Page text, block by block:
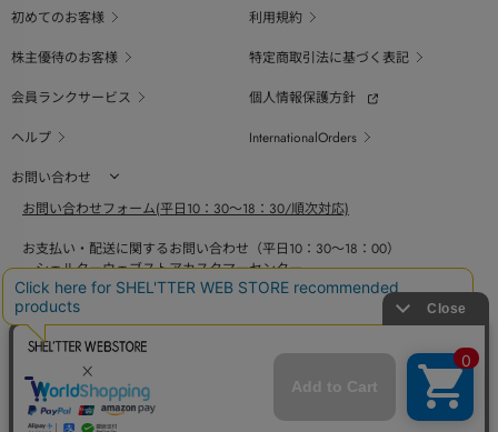
初めてのお客様
利用規約
株主優待のお客様
特定商取引法に基づく表記
会員ランクサービス
個人情報保護方針
ヘルプ
InternationalOrders
お問い合わせ
お問い合わせフォーム(平日10：30～18：30/順次対応)
お支払い・配送に関するお問い合わせ（平日10：30～18：00）
シェルターウェブストアカスタマーセンター
0800-123-6820
商品の素材、サイズ、仕様等に関するお問い合せ（平日10：30～18：00）
バロックジャパンリミテッドコールセンター
03-6730-9191
BAROQUE JAPAN LIMITED